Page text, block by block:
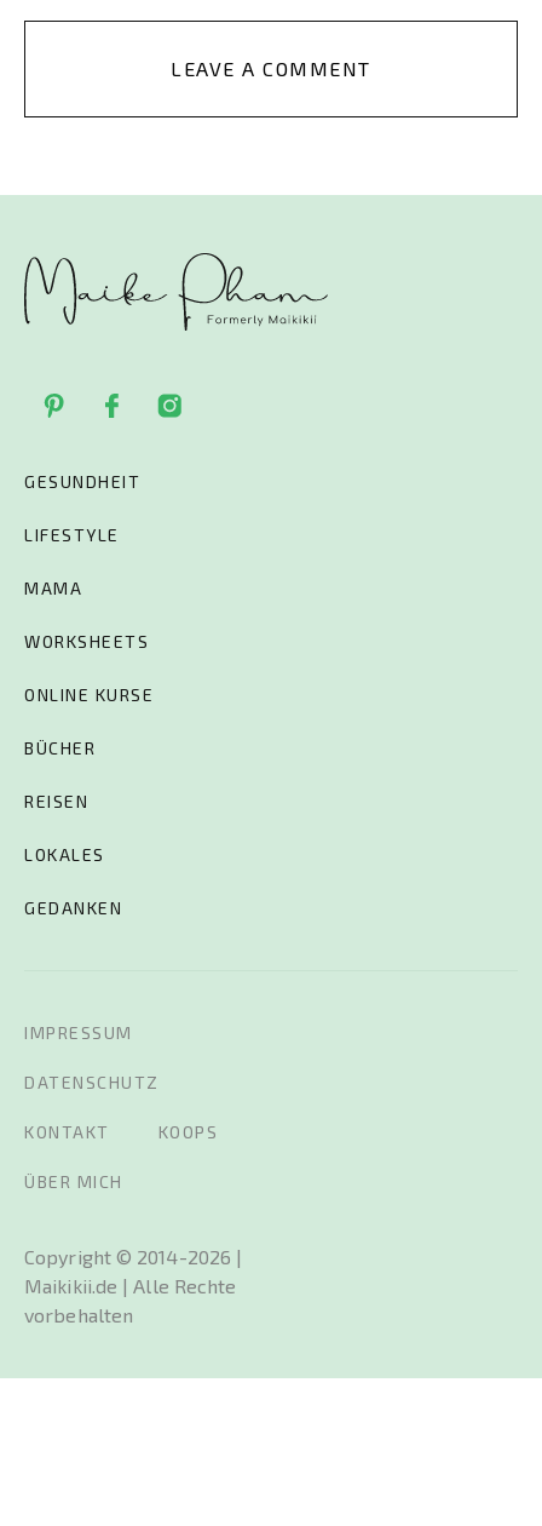
LEAVE A COMMENT
GESUNDHEIT
LIFESTYLE
MAMA
WORKSHEETS
ONLINE KURSE
BÜCHER
REISEN
LOKALES
GEDANKEN
Copyright © 2014-2026 |
Maikikii.de | Alle Rechte
vorbehalten
IMPRESSUM
DATENSCHUTZ
KONTAKT KOOPS
ÜBER MICH